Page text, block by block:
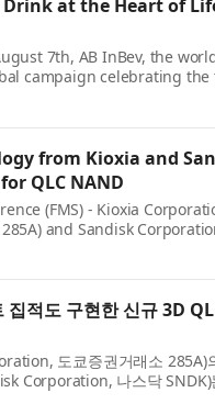
Drink at the Heart of
7th, AB InBev, the
campaign celebrating
the world. The
from Kioxia and
QLC NAND
(FMS) - Kioxia
and Sandisk
Level-Cell (QLC) 3D
적도 구현한 신규 3D
도쿄증권거래소 285A)
Corporation, 나스닥
Storage Conference,